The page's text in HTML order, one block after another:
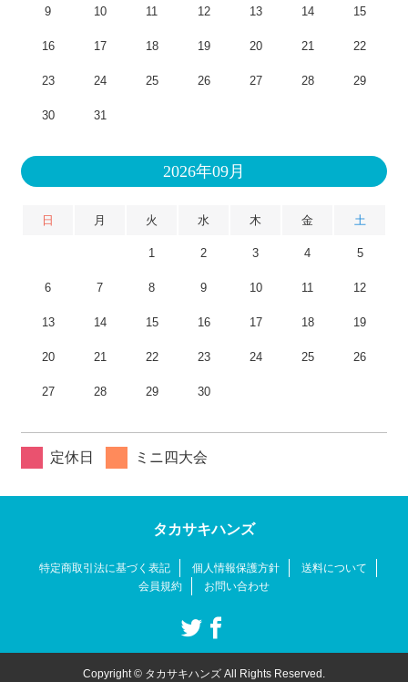
9 10 11 12 13 14 15
16 17 18 19 20 21 22
23 24 25 26 27 28 29
30 31
2026年09月
日 月 火 水 木 金 土
1 2 3 4 5
6 7 8 9 10 11 12
13 14 15 16 17 18 19
20 21 22 23 24 25 26
27 28 29 30
定休日 ミニ四大会
タカサキハンズ
特定商取引法に基づく表記 個人情報保護方針
送料について
会員規約
お問い合わせ
Copyright © タカサキハンズ All Rights Reserved.